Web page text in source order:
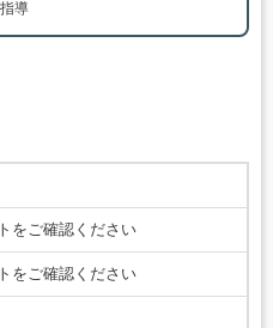
導
をご確認ください
をご確認ください